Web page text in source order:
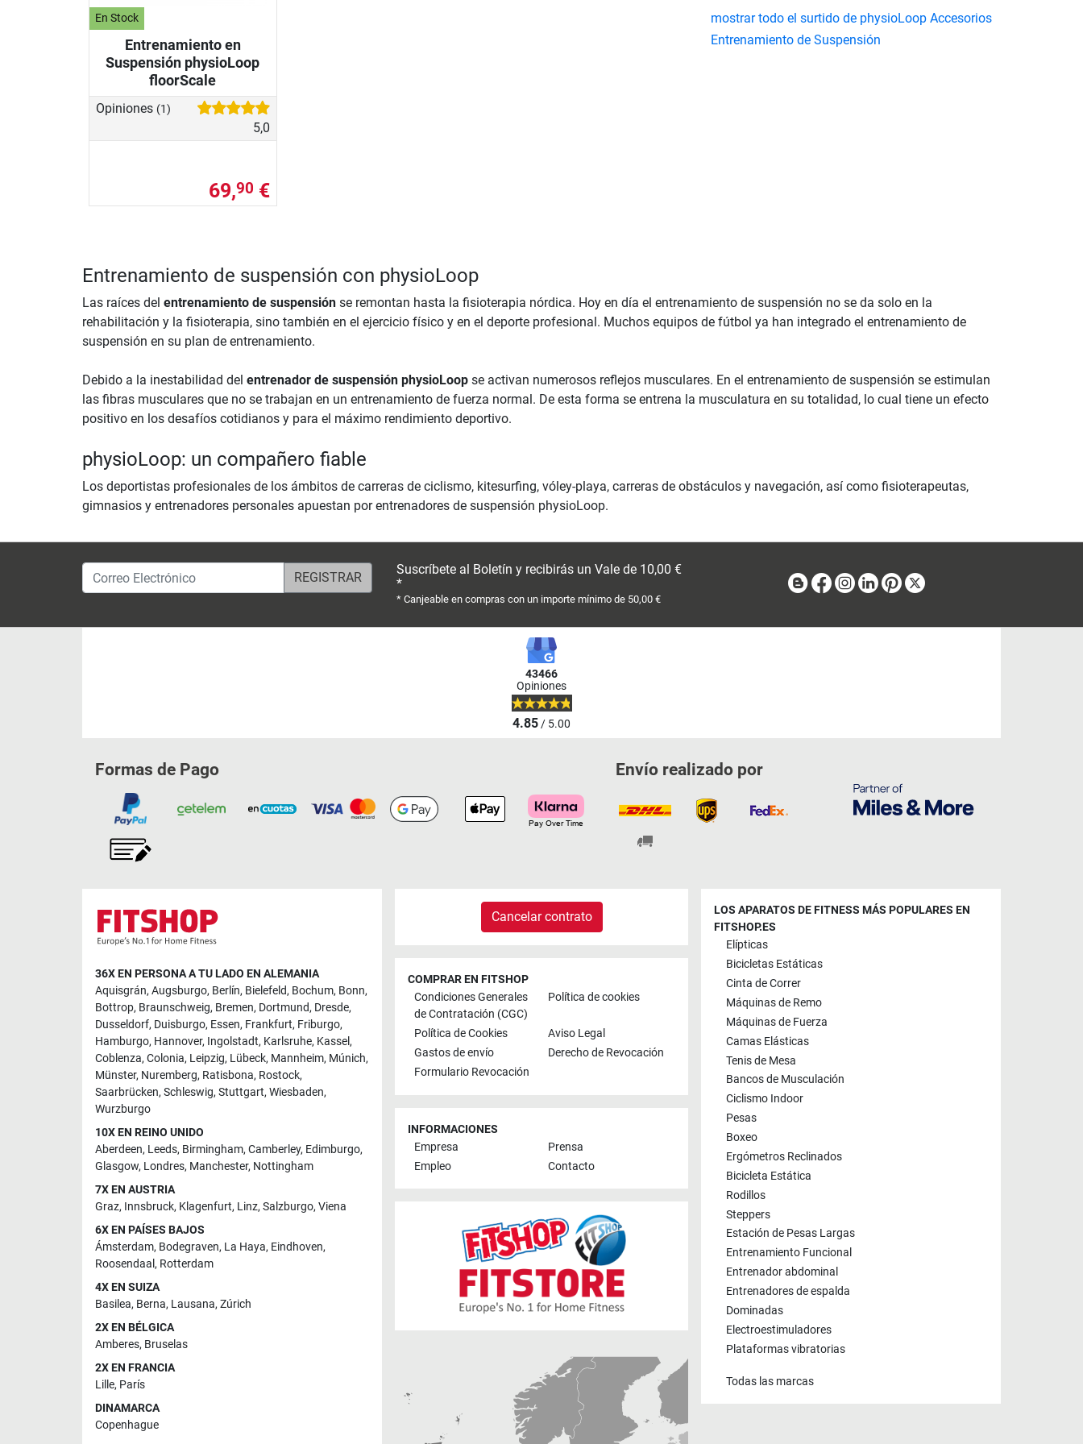
En Stock
Entrenamiento en
Suspensión physioLoop
floorScale
Opiniones (1)
5,0
69,90 €
mostrar todo el surtido de physioLoop Accesorios
Entrenamiento de Suspensión
Entrenamiento de suspensión con physioLoop
Las raíces del entrenamiento de suspensión se remontan hasta la fisioterapia nórdica. Hoy en día el entrenamiento de suspensión no se da solo en la
rehabilitación y la fisioterapia, sino también en el ejercicio físico y en el deporte profesional. Muchos equipos de fútbol ya han integrado el entrenamiento de
suspensión en su plan de entrenamiento.
Debido a la inestabilidad del entrenador de suspensión physioLoop se activan numerosos reflejos musculares. En el entrenamiento de suspensión se estimulan
las fibras musculares que no se trabajan en un entrenamiento de fuerza normal. De esta forma se entrena la musculatura en su totalidad, lo cual tiene un efecto
positivo en los desafíos cotidianos y para el máximo rendimiento deportivo.
physioLoop: un compañero fiable
Los deportistas profesionales de los ámbitos de carreras de ciclismo, kitesurfing, vóley-playa, carreras de obstáculos y navegación, así como fisioterapeutas,
gimnasios y entrenadores personales apuestan por entrenadores de suspensión physioLoop.
Correo Electrónico
Suscríbete al Boletín y recibirás un Vale de 10,00 €
*
* Canjeable en compras con un importe mínimo de 50,00 €
BlogFacebook
Instagram
LinkedinPinterest
43466
Opiniones
4.85/ 5.00
Formas de Pago Envío realizado por
36X EN PERSONA A TU LADO EN ALEMANIA
Aquisgrán, Augsburgo, Berlín, Bielefeld, Bochum, Bonn,
Bottrop, Braunschweig, Bremen, Dortmund, Dresde,
Dusseldorf, Duisburgo, Essen, Frankfurt, Friburgo,
Hamburgo, Hannover, Ingolstadt, Karlsruhe, Kassel,
Coblenza, Colonia, Leipzig, Lübeck, Mannheim, Múnich,
Münster, Nuremberg, Ratisbona, Rostock,
Saarbrücken, Schleswig, Stuttgart, Wiesbaden,
Wurzburgo
10X EN REINO UNIDO
Aberdeen, Leeds, Birmingham, Camberley, Edimburgo,
Glasgow, Londres, Manchester, Nottingham
7X EN AUSTRIA
Graz, Innsbruck, Klagenfurt, Linz, Salzburgo, Viena
6X EN PAÍSES BAJOS
Ámsterdam, Bodegraven, La Haya, Eindhoven,
Roosendaal , Rotterdam
4X EN SUIZA
Basilea, Berna, Lausana, Zúrich
2X EN BÉLGICA
Amberes, Bruselas
2X EN FRANCIA
Lille, París
DINAMARCA
Copenhague
Cancelar contrato
COMPRAR EN FITSHOP
Condiciones Generales
de Contratación (CGC)
Política de cookies
Política de Cookies
Aviso Legal
Gastos de envío
Derecho de Revocación
Formulario Revocación
INFORMACIONES
Empresa
Prensa
Empleo
Contacto
LOS APARATOS DE FITNESS MÁS POPULARES EN
FITSHOP.ES
Elípticas
Bicicletas Estáticas
Cinta de Correr
Máquinas de Remo
Máquinas de Fuerza
Camas Elásticas
Tenis de Mesa
Bancos de Musculación
Ciclismo Indoor
Pesas
Boxeo
Ergómetros Reclinados
Bicicleta Estática
Rodillos
Steppers
Estación de Pesas Largas
Entrenamiento Funcional
Entrenador abdominal
Entrenadores de espalda
Dominadas
Electroestimuladores
Plataformas vibratorias
Todas las marcas